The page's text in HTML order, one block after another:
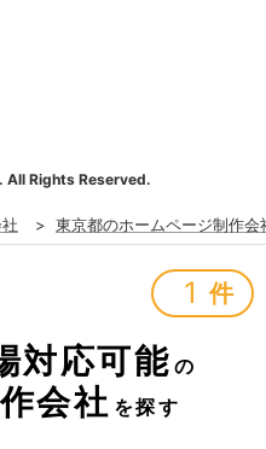
All Rights Reserved.
> 東京都のホームページ制作会
1 件
対応可能 の
会社 を探す